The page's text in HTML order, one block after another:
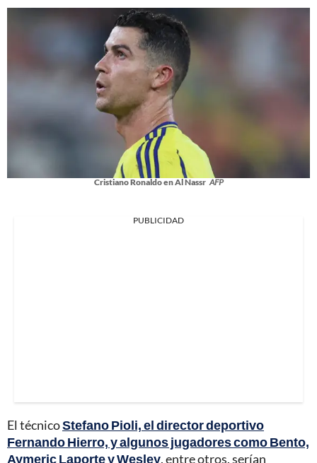
Cristiano Ronaldo en Al Nassr AFP
PUBLICIDAD
El técnicoStefano Pioli, el director deportivo
Fernando Hierro, y algunos jugadores como Bento,
Aymeric Laporte y Wesley, entre otros, serían